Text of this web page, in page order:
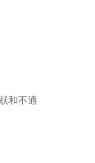
和不適